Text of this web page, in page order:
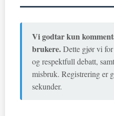
Vi godtar kun
brukere.Dette gjør vi
og respektfull debatt,
misbruk. Registrering er
sekunder.